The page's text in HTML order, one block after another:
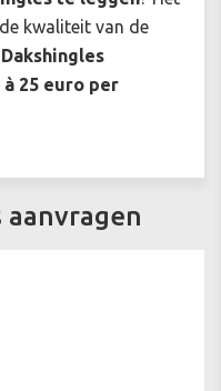
kwaliteit van de
Dakshingles
25 euro per